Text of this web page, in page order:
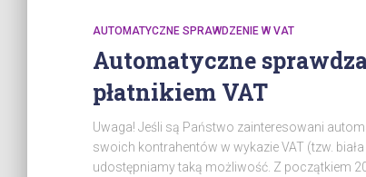
AUTOMATYCZNE SPRAWDZENIE W VAT
Automatyczne
płatnikiem VAT
Uwaga! Jeśli są Państwo zainteresowani
swoich kontrahentów w wykazie VAT (tzw.
udostępniamy taką możliwość. Z początkiem